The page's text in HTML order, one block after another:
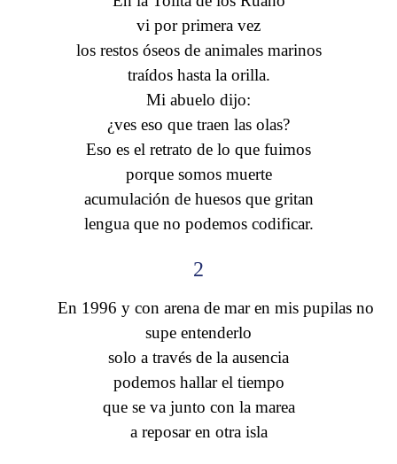
vi por primera vez
los restos óseos de animales marinos
traídos hasta la orilla.
Mi abuelo dijo:
¿ves eso que traen las olas?
Eso es el retrato de lo que fuimos
porque somos muerte
acumulación de huesos que gritan
lengua que no podemos codificar.
2
En 1996 y con arena de mar en mis pupilas no
supe entenderlo
solo a través de la ausencia
podemos hallar el tiempo
que se va junto con la marea
a reposar en otra isla